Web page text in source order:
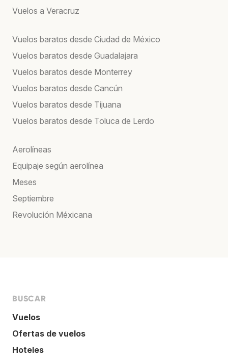
Vuelos a Veracruz
Vuelos baratos desde Ciudad de México
Vuelos baratos desde Guadalajara
Vuelos baratos desde Monterrey
Vuelos baratos desde Cancún
Vuelos baratos desde Tijuana
Vuelos baratos desde Toluca de Lerdo
Aerolíneas
Equipaje según aerolínea
Meses
Septiembre
Revolución Méxicana
BUSCAR
Vuelos
Ofertas de vuelos
Hoteles